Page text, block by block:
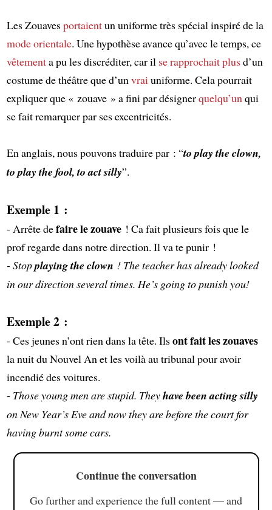
Les Zouavesportaientun uniforme très spécial inspiré de la
mode orientale. Une hypothèse avance qu’avec le temps, ce
vêtementa pu les discréditer, car il se rapprochait plusd’un
costume de théâtre que d’un vrai uniforme. Cela pourrait
expliquer que « zouave » a fini par désignerquelqu’un qui
se fait remarquer par ses excentricités.
En anglais, nous pouvons traduire par : “to play the clown,
to play the fool, to act silly”.
Exemple 1 :
- Arrête defaire le zouave! Ca fait plusieurs fois que le
prof regarde dans notre direction. Il va te punir !
- Stopplaying the clown ! The teacher has already looked
in our direction several times. He’s going to punish you!
Exemple 2 :
- Ces jeunes n’ont rien dans la tête. Ilsont fait les zouaves
la nuit du Nouvel An et les voilà au tribunal pour avoir
incendié des voitures.
- Those young men are stupid. Theyhave been acting silly
on New Year’s Eve and now they are before the court for
having burnt some cars.
Continue the conversation
Go further and experience the full content — and